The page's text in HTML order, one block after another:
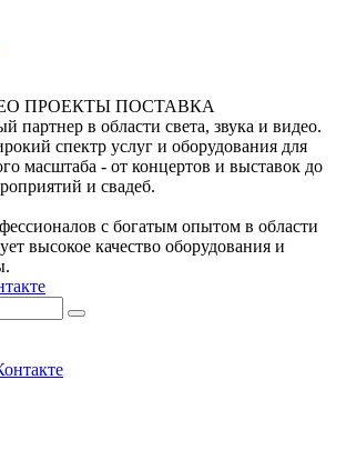
ПРОЕКТЫ ПОСТАВКА
партнер в области света, звука и видео.
спектр услуг и оборудования для
масштаба - от концертов и выставок до
и свадеб.
с богатым опытом в области
высокое качество оборудования и